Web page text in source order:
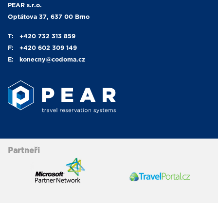
PEAR s.r.o.
Optátova 37, 637 00 Brno
T:
+420 732 313 859
F:
+420 602 309 149
E:
konecny@codoma.cz
Partneři